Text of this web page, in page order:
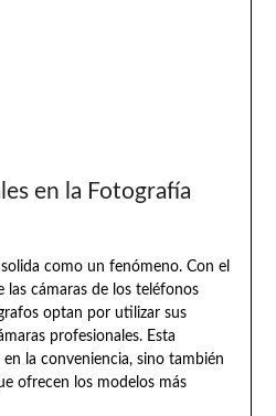
en la Fotografía
como un fenómeno. Con el
las cámaras de los teléfonos
optan por utilizar sus
profesionales. Esta
la conveniencia, sino también
ofrecen los modelos más